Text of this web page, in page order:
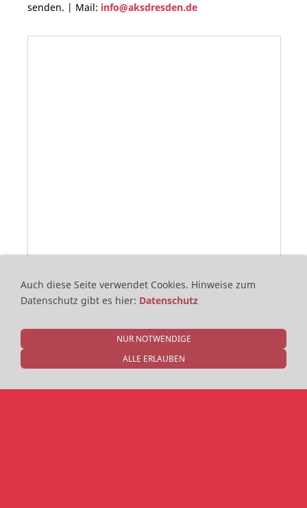
senden. | Mail: info@aksdresden.de
Auch diese Seite verwendet Cookies. Hinweise zum
Datenschutz gibt es hier: Datenschutz
NUR NOTWENDIGE
ALLE ERLAUBEN